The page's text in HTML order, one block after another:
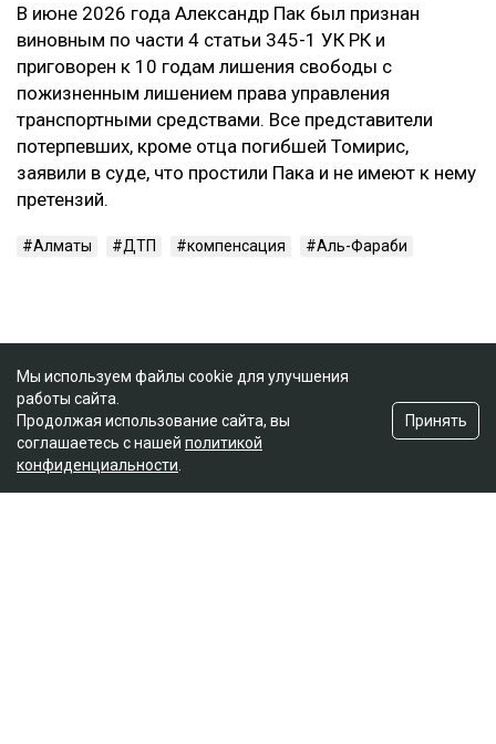
В июне 2026 года Александр Пак был признан
виновным по части 4 статьи 345-1 УК РК и
приговорен к 10 годам лишения свободы с
пожизненным лишением права управления
транспортными средствами. Все представители
потерпевших, кроме отца погибшей Томирис,
заявили в суде, что простили Пака и не имеют к нему
претензий.
Алматы ДТП компенсация Аль-Фараби
Мы используем файлы cookie для улучшения
работы сайта.
Продолжая использование сайта, вы
соглашаетесь с нашей политикой
конфиденциальности
Принять